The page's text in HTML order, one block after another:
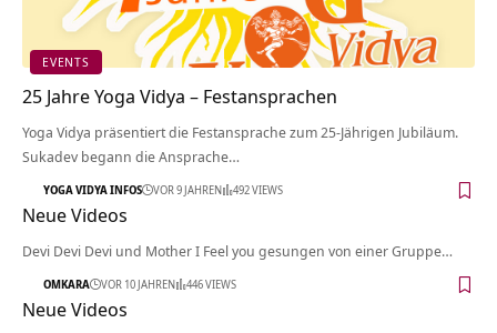
EVENTS
25 Jahre Yoga Vidya – Festansprachen
Yoga Vidya präsentiert die Festansprache zum 25-Jährigen Jubiläum.
Sukadev begann die Ansprache…
YOGA VIDYA INFOS VOR 9 JAHREN 492 VIEWS
Neue Videos
Devi Devi Devi und Mother I Feel you gesungen von einer Gruppe…
OMKARA VOR 10 JAHREN 446 VIEWS
Neue Videos